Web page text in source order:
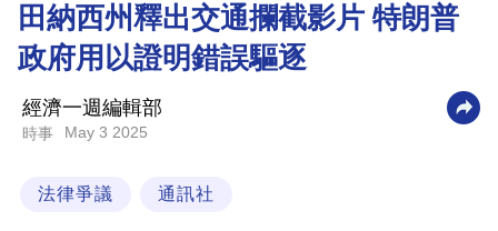
財
商
業
科
田納西州釋出交通攔截影片 特朗普
政府用以證明錯誤驅逐
經濟一週編輯部
時事 May 3 2025
法律爭議 通訊社